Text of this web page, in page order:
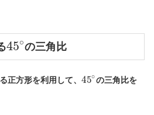
45∘の三角比
正方形を利用して、 45∘の三角比を